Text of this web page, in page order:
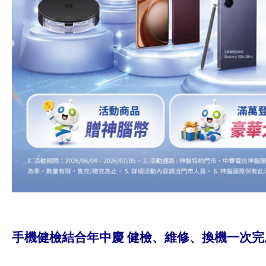
手機健檢結合年中慶 健檢、維修、換機一次